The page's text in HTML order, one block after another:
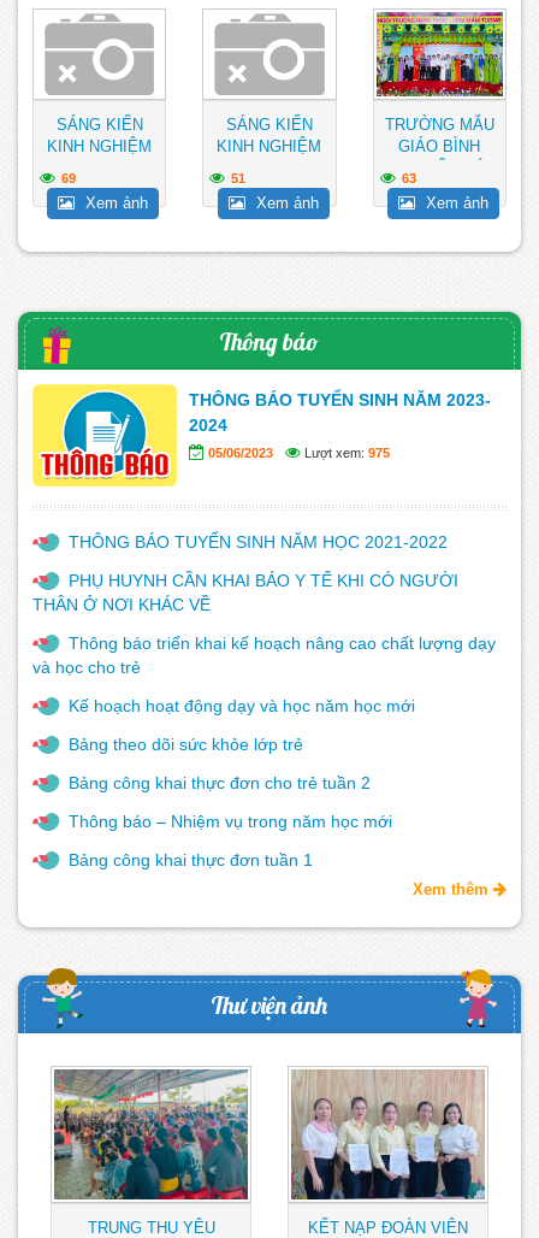
SÁNG KIẾN
KINH NGHIỆM
69
Xem ảnh
SÁNG KIẾN
KINH NGHIỆM
51
Xem ảnh
TRƯỜNG MẪU
GIÁO BÌNH
LỄ TỔNG KẾT
NĂM...
63
Xem ảnh
Thông báo
THÔNG BÁO TUYỂN SINH NĂM 2023-
2024
05/06/2023 Lượt xem: 975
THÔNG BÁO TUYỂN SINH NĂM HỌC 2021-2022
PHỤ HUYNH CẦN KHAI BÁO Y TẾ KHI CÓ NGƯỜI
THÂN Ở NƠI KHÁC VỀ
Thông báo triển khai kế hoạch nâng cao chất lượng dạy
và học cho trẻ
Kế hoạch hoạt động dạy và học năm học mới
Bảng theo dõi sức khỏe lớp trẻ
Bảng công khai thực đơn cho trẻ tuần 2
Thông báo – Nhiệm vụ trong năm học mới
Bảng công khai thực đơn tuần 1
Xem thêm
Thư viện ảnh
TRUNG THU YÊU
KẾT NẠP ĐOÀN VIÊN